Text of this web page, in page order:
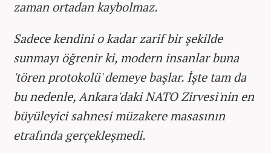
zaman ortadan kaybolmaz.
Sadece kendini o kadar zarif bir şekilde
sunmayı öğrenir ki, modern insanlar buna
'tören protokolü' demeye başlar. İşte tam da
bu nedenle, Ankara'daki NATO Zirvesi'nin en
büyüleyici sahnesi müzakere masasının
etrafında gerçekleşmedi.